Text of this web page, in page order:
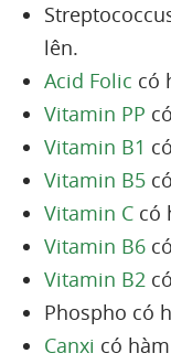
lên.
Acid Folic có
Vitamin PP
Vitamin B1
Vitamin B5
Vitamin C có
Vitamin B6
Vitamin B2
Phospho có
Canxi có